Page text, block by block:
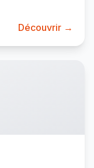
Découvrir →